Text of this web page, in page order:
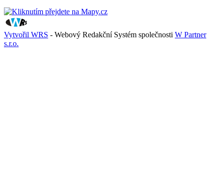
Vytvořil WRS - Webový Redakční Systém společnosti W Partner
s.r.o.